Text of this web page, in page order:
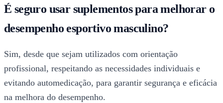
É seguro usar suplementos para melhorar o
desempenho esportivo masculino?
Sim, desde que sejam utilizados com orientação
profissional, respeitando as necessidades individuais e
evitando automedicação, para garantir segurança e eficácia
na melhora do desempenho.